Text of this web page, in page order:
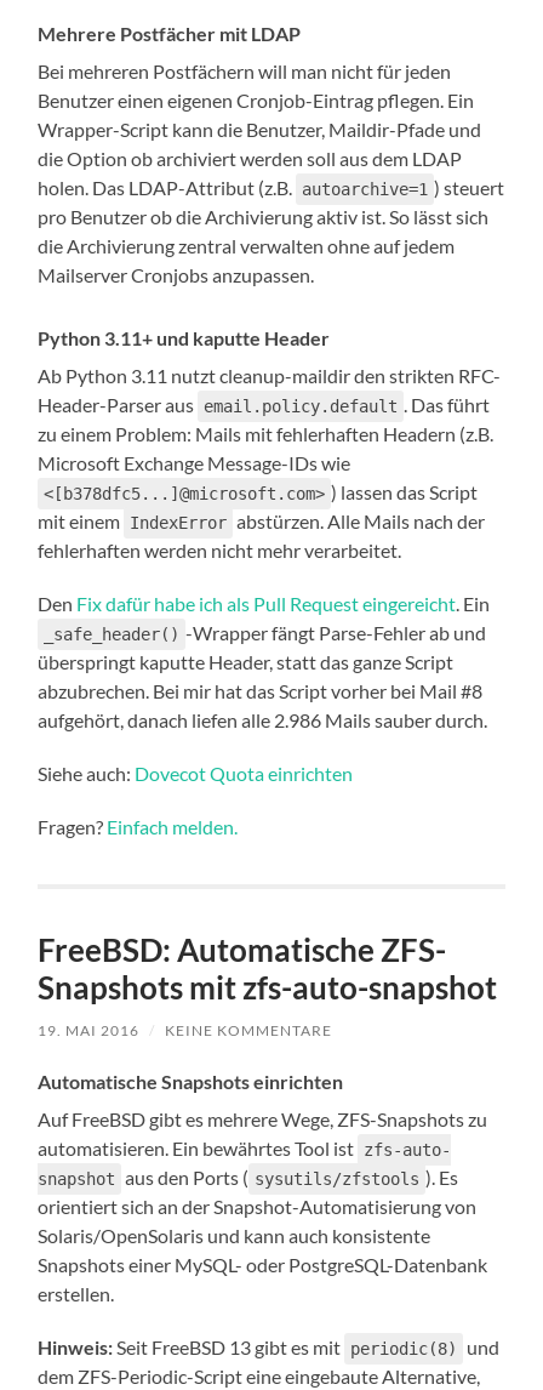
Mehrere Postfächer mit LDAP
Bei mehreren Postfächern will man nicht für jeden
Benutzer einen eigenen Cronjob-Eintrag pflegen. Ein
Wrapper-Script kann die Benutzer, Maildir-Pfade und
die Option ob archiviert werden soll aus dem LDAP
holen. Das LDAP-Attribut (z.B. autoarchive=1 ) steuert
pro Benutzer ob die Archivierung aktiv ist. So lässt sich
die Archivierung zentral verwalten ohne auf jedem
Mailserver Cronjobs anzupassen.
Python 3.11+ und kaputte Header
Ab Python 3.11 nutzt cleanup-maildir den strikten RFC-
Header-Parser aus email.policy.default . Das führt
zu einem Problem: Mails mit fehlerhaften Headern (z.B.
Microsoft Exchange Message-IDs wie
<[b378dfc5...]@microsoft.com> ) lassen das Script
mit einem IndexError abstürzen. Alle Mails nach der
fehlerhaften werden nicht mehr verarbeitet.
Den Fix dafür habe ich als Pull Request eingereicht. Ein
_safe_header() -Wrapper fängt Parse-Fehler ab und
überspringt kaputte Header, statt das ganze Script
abzubrechen. Bei mir hat das Script vorher bei Mail #8
aufgehört, danach liefen alle 2.986 Mails sauber durch.
Siehe auch: Dovecot Quota einrichten
Fragen? Einfach melden.
FreeBSD: Automatische ZFS-
Snapshots mit zfs-auto-snapshot
19. MAI 2016 / KEINE KOMMENTARE
Automatische Snapshots einrichten
Auf FreeBSD gibt es mehrere Wege, ZFS-Snapshots zu
automatisieren. Ein bewährtes Tool ist zfs-auto-
snapshot aus den Ports ( sysutils/zfstools ). Es
orientiert sich an der Snapshot-Automatisierung von
Solaris/OpenSolaris und kann auch konsistente
Snapshots einer MySQL- oder PostgreSQL-Datenbank
erstellen.
Hinweis:Seit FreeBSD 13 gibt es mit periodic(8)
und
dem ZFS-Periodic-Script eine eingebaute Alternative,